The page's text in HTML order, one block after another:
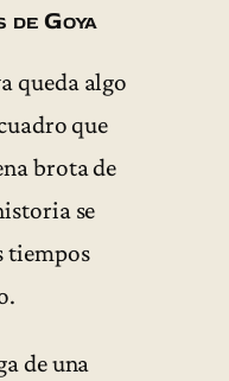
Goya
queda algo
que
brota de
se
tiempos
de una